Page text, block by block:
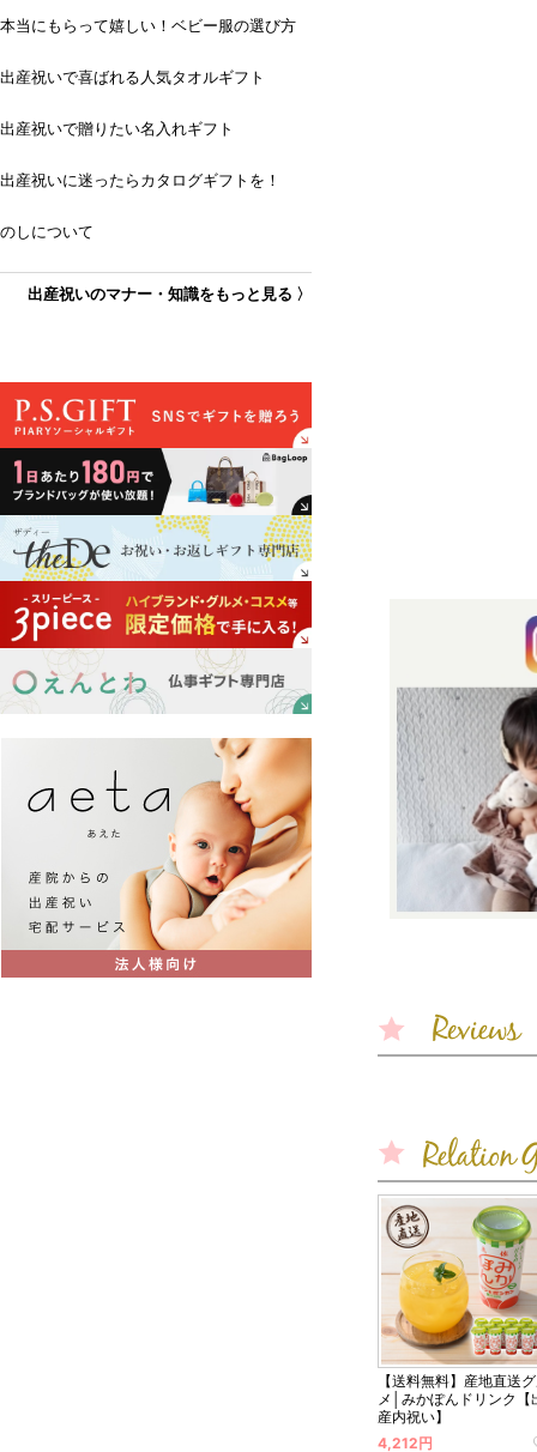
【送料無料】産地直送
メ│みかぽんドリンク【
産内祝い】
4,212円
本当にもらって嬉しい！ベビー服の選び方
出産祝いで喜ばれる人気タオルギフト
出産祝いで贈りたい名入れギフト
出産祝いに迷ったらカタログギフトを！
のしについて
出産祝いのマナー・知識をもっと見る 〉